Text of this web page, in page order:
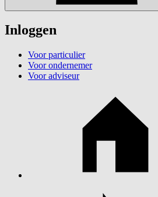
Inloggen
Voor particulier
Voor ondernemer
Voor adviseur